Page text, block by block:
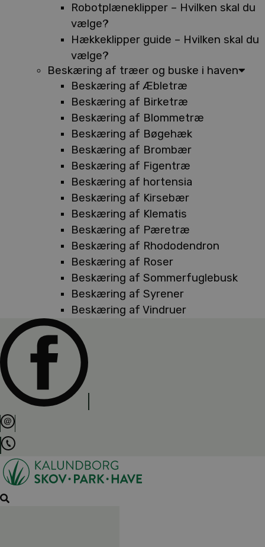
Robotplæneklipper – Hvilken skal du
vælge?
Hækkeklipper guide – Hvilken skal du
vælge?
Beskæring af træer og buske i haven
Beskæring af Æbletræ
Beskæring af Birketræ
Beskæring af Blommetræ
Beskæring af Bøgehæk
Beskæring af Brombær
Beskæring af Figentræ
Beskæring af hortensia
Beskæring af Kirsebær
Beskæring af Klematis
Beskæring af Pæretræ
Beskæring af Rhododendron
Beskæring af Roser
Beskæring af Sommerfuglebusk
Beskæring af Syrener
Beskæring af Vindruer